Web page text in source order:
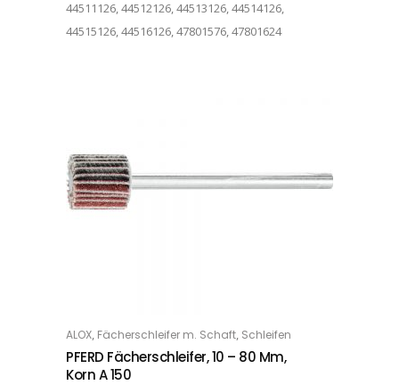
44511126, 44512126, 44513126, 44514126,
44515126, 44516126, 47801576, 47801624
OPTIONS
ALOX, Fächerschleifer m. Schaft, Schleifen
PFERD Fächerschleifer, 10 – 80 Mm,
Korn A 150